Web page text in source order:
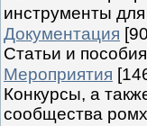
инструменты
Документация
Статьи и
Мероприятия
Конкурсы, а
сообщества